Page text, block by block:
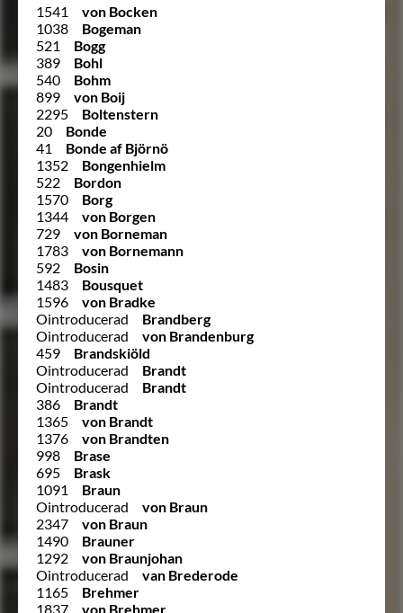
1541
von Bocken
1038
Bogeman
521
Bogg
389
Bohl
540
Bohm
899
von Boij
2295
Boltenstern
20
Bonde
41
Bonde af Björnö
1352
Bongenhielm
522
Bordon
1570
Borg
1344
von Borgen
729
von Borneman
1783
von Bornemann
592
Bosin
1483
Bousquet
1596
von Bradke
Ointroducerad
Brandberg
Ointroducerad
von Brandenburg
459
Brandskiöld
Ointroducerad
Brandt
Ointroducerad
Brandt
386
Brandt
1365
von Brandt
1376
von Brandten
998
Brase
695
Brask
1091
Braun
Ointroducerad
von Braun
2347
von Braun
1490
Brauner
1292
von Braunjohan
Ointroducerad
van Brederode
1165
Brehmer
1837
von Brehmer